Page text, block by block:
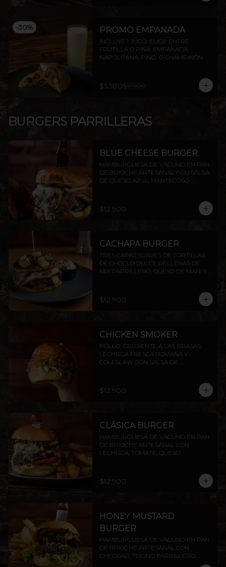
-30% PROMO EMPANADA
INCLUYE 1 JUGO. ELIGE ENTRE
FRUTILLA O PIÑA. EMPANADA
NAPOLITANA, PINO  O CHAMPIÑÓN
$5.500$7.900
BURGERS PARRILLERAS
BLUE CHEESE BURGER
HAMBURGUESA DE VACUNO EN PAN
DE BRIOCHE ARTESANAL CON SALSA
DE QUESO AZUL, MANTECOSO
PAPAS RÚSTICAS.
$12.900
CACHAPA BURGER
TRES CAPAS SUAVES DE TORTILLAS
DE CHOCLO DULCE RELLENAS DE
MIX PARRILLERO, QUESO DE MANI Y
DE SALSA CHIMICHURRI Y NATA
$12.900
CHICKEN SMOKER
POLLO  CRUJIENTE A LAS BRASAS,
LECHUGA FRESCA ROMANA Y
COLESLAW CON SALSA DE
DE LA CASA. ACOMPAÑADO DE
PAPAS RUSTICAS.
$12.900
CLÁSICA BURGER
HAMBURGUESA DE VACUNO EN PAN
DE BRIOCHE ARTESANAL CON
LECHUGA, TOMATE, QUESO
RÚSTICAS.
$12.900
HONEY MUSTARD
BURGER
HAMBURGUESA DE VACUNO EN PAN
DE BRIOCHE ARTESANAL CON
CHEDDAR, TOCINO PARRILLERO,